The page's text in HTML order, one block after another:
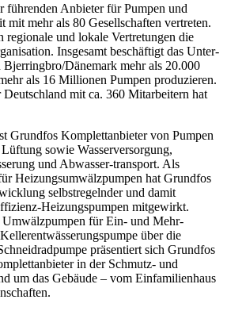
führenden Anbieter für Pumpen und
mit mehr als 80 Gesellschaften vertreten.
regionale und lokale Vertretungen die
Insgesamt beschäftigt das Unter-
Dänemark mehr als 20.000
als 16 Millionen Pumpen produzieren.
mit ca. 360 Mitarbeitern hat
Grundfos Komplettanbieter von Pumpen
sowie Wasserversorgung,
und Abwasser-transport. Als
Heizungsumwälzpumpen hat Grundfos
selbstregelnder und damit
Heizungspumpen mitgewirkt.
Umwälzpumpen für Ein- und Mehr-
über die
präsentiert sich Grundfos
in der Schmutz- und
um das Gebäude – vom Einfamilienhaus